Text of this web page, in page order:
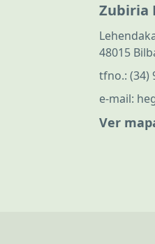
Zubiria
48015
tfno.: (34)
e-mail:
Ver